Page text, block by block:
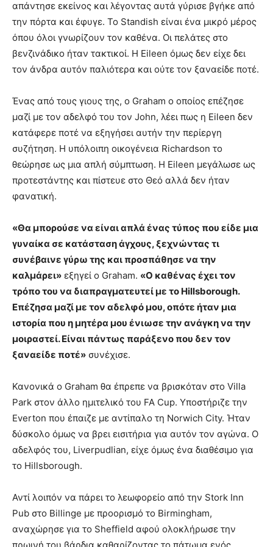
απάντησε εκείνος και λέγοντας αυτά γύρισε βγήκε από
την πόρτα και έφυγε. Το Standish είναι ένα μικρό μέρος
όπου όλοι γνωρίζουν τον καθένα. Οι πελάτες στο
βενζινάδικο ήταν τακτικοί. Η Eileen όμως δεν είχε δει
τον άνδρα αυτόν παλιότερα και ούτε τον ξαναείδε ποτέ.
Ένας από τους γιους της, ο Graham ο οποίος επέζησε
μαζί με τον αδελφό του τον John, λέει πως η Eileen δεν
κατάφερε ποτέ να εξηγήσει αυτήν την περίεργη
συζήτηση. Η υπόλοιπη οικογένεια Richardson το
θεώρησε ως μια απλή σύμπτωση. Η Eileen μεγάλωσε ως
προτεστάντης και πίστευε στο Θεό αλλά δεν ήταν
φανατική.
«Θα μπορούσε να είναι απλά ένας τύπος που είδε μια
γυναίκα σε κατάσταση άγχους, ξεχνώντας τι
συνέβαινε γύρω της και προσπάθησε να την
καλμάρει» εξηγεί ο Graham. «Ο καθένας έχει τον
τρόπο του να διαπραγματευτεί με το Hillsborough.
Επέζησα μαζί με τον αδελφό μου, οπότε ήταν μια
ιστορία που η μητέρα μου ένιωσε την ανάγκη να την
μοιραστεί. Είναι πάντως παράξενο που δεν τον
ξαναείδε ποτέ» συνέχισε.
Κανονικά ο Graham θα έπρεπε να βρισκόταν στο Villa
Park στον άλλο ημιτελικό του FA Cup. Υποστήριζε την
Everton που έπαιζε με αντίπαλο τη Norwich City. Ήταν
δύσκολο όμως να βρει εισιτήρια για αυτόν τον αγώνα. Ο
αδελφός του, Liverpudlian, είχε όμως ένα διαθέσιμο για
το Hillsborough.
Αντί λοιπόν να πάρει το λεωφορείο από την Stork Inn
Pub στο Billinge με προορισμό το Birmingham,
αναχώρησε για το Sheffield αφού ολοκλήρωσε την